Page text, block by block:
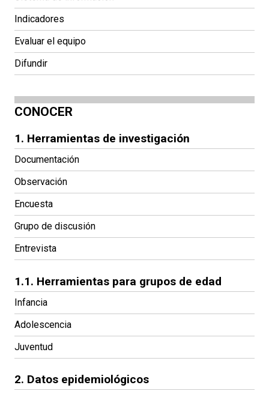
Indicadores
Evaluar el equipo
Difundir
CONOCER
1. Herramientas de investigación
Documentación
Observación
Encuesta
Grupo de discusión
Entrevista
1.1. Herramientas para grupos de edad
Infancia
Adolescencia
Juventud
2. Datos epidemiológicos